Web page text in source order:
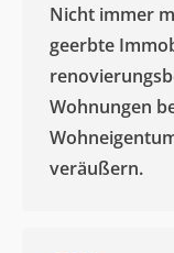
Nicht immer
geerbte
Wohnungen
veräußern. ​